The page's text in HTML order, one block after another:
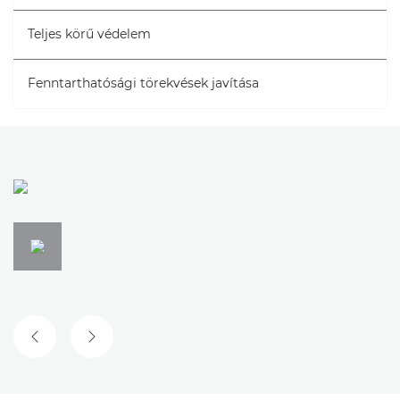
Teljes körű védelem
Fenntarthatósági törekvések javítása
ELŐZŐ DIAKÖVETKEZŐ DIA